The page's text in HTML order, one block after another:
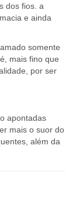
dos fios. a
e ainda
somente
mais fino que
por ser
apontadas
mais o suor do
além da